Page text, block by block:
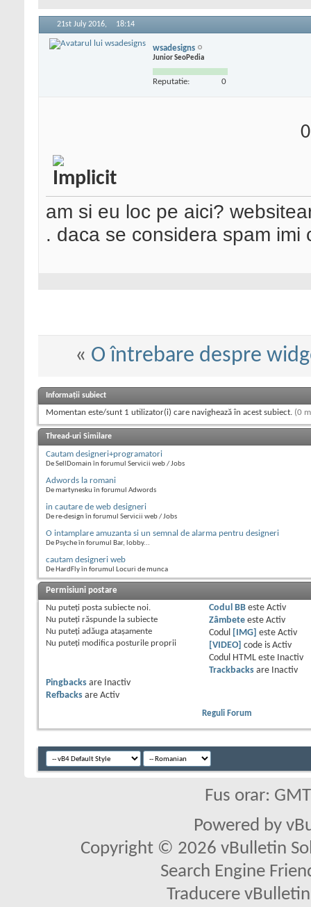
21st July 2016, 18:14
wsadesigns
Junior SeoPedia
Reputatie: 0
am si eu loc pe aici?
. daca se considera spam
« O întrebare despre
Informații subiect
Momentan este/sunt 1 utilizator(i) care navighează în acest subiect. (0
Thread-uri Similare
Cautam designeri+programatori
De SellDomain în forumul Servicii web / Jobs
Adwords la romani
De martynesku în forumul Adwords
in cautare de web designeri
De re-design în forumul Servicii web / Jobs
O intamplare amuzanta si un semnal de alarma pentru designeri
De Psyche în forumul Bar, lobby...
cautam designeri web
De HardFly în forumul Locuri de munca
Permisiuni postare
Nu puteţi posta subiecte noi.
Nu puteţi răspunde la subiecte
Nu puteţi adăuga ataşamente
Nu puteţi modifica posturile proprii
Codul BBeste Activ
Zâmbeteeste Activ
Codul
[IMG] este Activ
[VIDEO] code is Activ
Codul HTML este
Inactiv
Trackbacksare
Inactiv
Pingbacks are
Inactiv
Refbacks are Activ
Reguli Forum
Fus orar:
Powered by
Copyright © 2026 vBulletin
Search Engine
Traducere